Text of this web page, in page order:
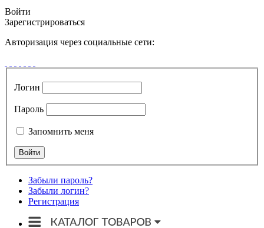
Войти
Зарегистрироваться
Авторизация через социальные сети:
Логин
Пароль
Запомнить меня
Забыли пароль?
Забыли логин?
Регистрация